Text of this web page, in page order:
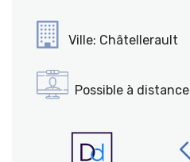
Ville: Châtellerault
Possible à distance